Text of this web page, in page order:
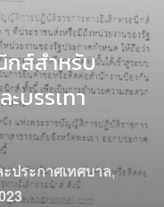
กส์สำหรับ
บรรเทา
ประกาศเทศบาล,